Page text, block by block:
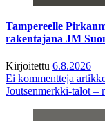
Tampereelle
rakentajana JM
Kirjoitettu 6.8.2026
Ei kommentteja
Joutsenmerkki-talot –